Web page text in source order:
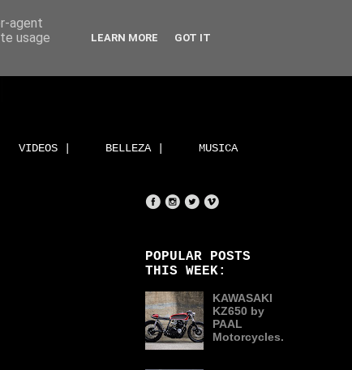
VIDEOS | BELLEZA | MUSICA
POPULAR POSTS
THIS WEEK:
KAWASAKI
KZ650 by
PAAL
Motorcycles.
agent
usage
LEARN MORE GOT IT